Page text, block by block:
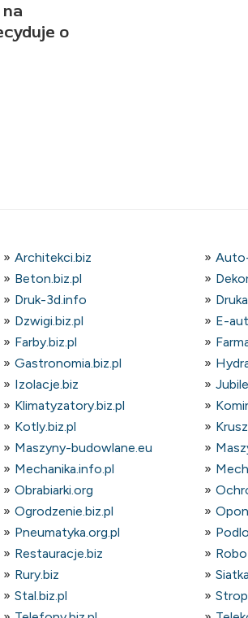
o
Architekci.biz
Beton.biz.pl
Druk-3d.info
Dzwigi.biz.pl
E-
Farby.biz.pl
Gastronomia.biz.pl
Izolacje.biz
Klimatyzatory.biz.pl
Kotly.biz.pl
Maszyny-budowlane.eu
Mechanika.info.pl
Obrabiarki.org
Ogrodzenie.biz.pl
Pneumatyka.org.pl
Restauracje.biz
Rury.biz
Stal.biz.pl